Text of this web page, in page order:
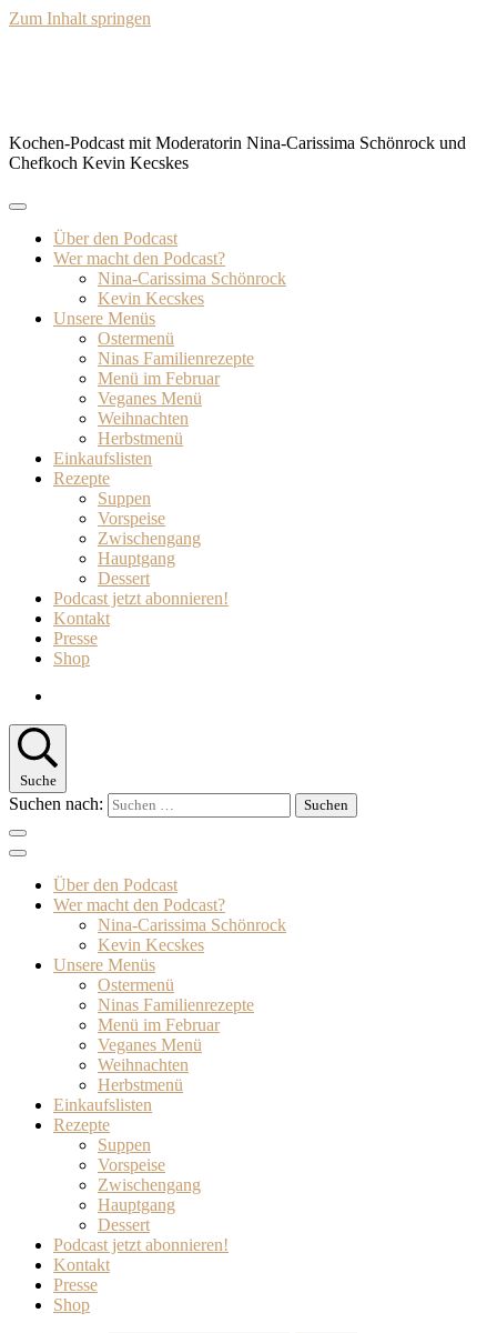
Zum Inhalt springen
Kochen-Podcast mit Moderatorin Nina-Carissima Schönrock und
Chefkoch Kevin Kecskes
Über den Podcast
Wer macht den Podcast?
Nina-Carissima Schönrock
Kevin Kecskes
Unsere Menüs
Ostermenü
Ninas Familienrezepte
Menü im Februar
Veganes Menü
Weihnachten
Herbstmenü
Einkaufslisten
Rezepte
Suppen
Vorspeise
Zwischengang
Hauptgang
Dessert
Podcast jetzt abonnieren!
Kontakt
Presse
Shop
Suche
Suchen nach:
Über den Podcast
Wer macht den Podcast?
Nina-Carissima Schönrock
Kevin Kecskes
Unsere Menüs
Ostermenü
Ninas Familienrezepte
Menü im Februar
Veganes Menü
Weihnachten
Herbstmenü
Einkaufslisten
Rezepte
Suppen
Vorspeise
Zwischengang
Hauptgang
Dessert
Podcast jetzt abonnieren!
Kontakt
Presse
Shop